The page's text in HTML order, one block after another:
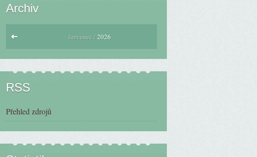
Archiv
červenec /2026
RSS
Přehled zdrojů